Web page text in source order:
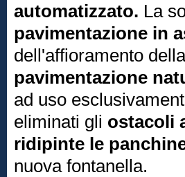
automatizzato. La
pavimentazione in
dell'affioramento
pavimentazione
ad uso
eliminati gli ostacoli
ridipinte le
nuova fontanella.